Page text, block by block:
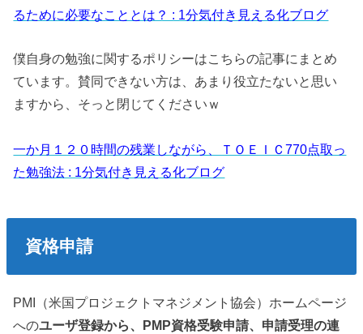
るために必要なこととは？ : 1分気付き見える化ブログ
僕自身の勉強に関するポリシーはこちらの記事にまとめ
ています。賛同できない方は、あまり役立たないと思い
ますから、そっと閉じてくださいｗ
一か月１２０時間の残業しながら、ＴＯＥＩＣ770点取っ
た勉強法 : 1分気付き見える化ブログ
資格申請
PMI（米国プロジェクトマネジメント協会）ホームページ
へのユーザ登録から、PMP資格受験申請、申請受理の連